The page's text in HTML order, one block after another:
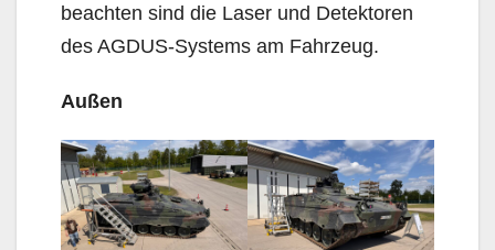
beachten sind die Laser und Detektoren
des AGDUS-Systems am Fahrzeug.
Außen